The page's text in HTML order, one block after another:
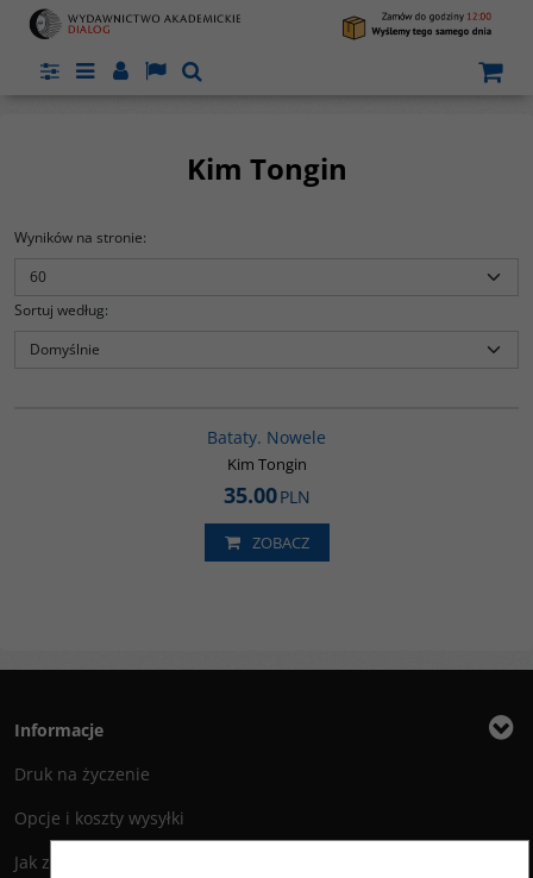
PanelMenuPanelLangSzukaj
Kim Tongin
Wyników na stronie:
Sortuj według:
Bataty. Nowele
Kim Tongin
35.00PLN
ZOBACZ
Informacje
Druk na życzenie
Opcje i koszty wysyłki
Jak zamawiać?